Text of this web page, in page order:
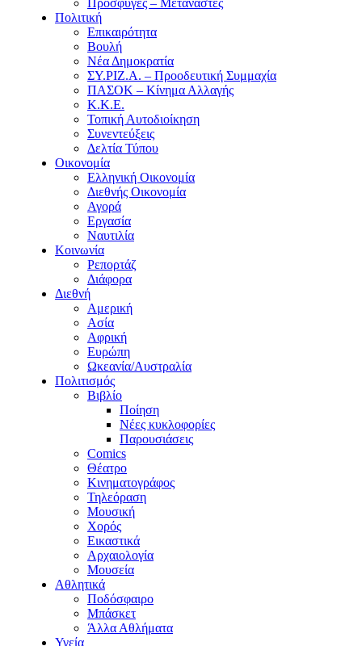
Πρόσφυγες – Μετανάστες
Πολιτική
Επικαιρότητα
Βουλή
Νέα Δημοκρατία
ΣΥ.ΡΙΖ.Α. – Προοδευτική Συμμαχία
ΠΑΣΟΚ – Κίνημα Αλλαγής
Κ.Κ.Ε.
Τοπική Αυτοδιοίκηση
Συνεντεύξεις
Δελτία Τύπου
Οικονομία
Ελληνική Οικονομία
Διεθνής Οικονομία
Αγορά
Εργασία
Ναυτιλία
Κοινωνία
Ρεπορτάζ
Διάφορα
Διεθνή
Αμερική
Ασία
Αφρική
Ευρώπη
Ωκεανία/Αυστραλία
Πολιτισμός
Βιβλίο
Ποίηση
Νέες κυκλοφορίες
Παρουσιάσεις
Comics
Θέατρο
Κινηματογράφος
Τηλεόραση
Μουσική
Χορός
Εικαστικά
Αρχαιολογία
Μουσεία
Αθλητικά
Ποδόσφαιρο
Μπάσκετ
Άλλα Αθλήματα
Υγεία